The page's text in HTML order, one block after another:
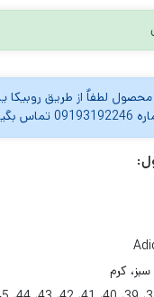
لطفاٌ از طریق روبیکا
بگیرید.
کرم